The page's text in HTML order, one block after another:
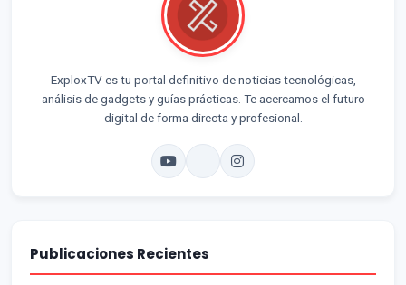
ExploxTV es tu portal definitivo de noticias tecnológicas,
análisis de gadgets y guías prácticas. Te acercamos el futuro
digital de forma directa y profesional.
Publicaciones Recientes